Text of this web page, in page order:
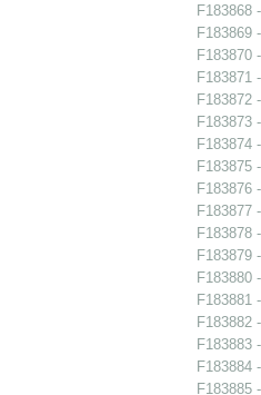
F183868
F183869
F183870
F183871
F183872
F183873
F183874
F183875
F183876
F183877
F183878
F183879
F183880
F183881
F183882
F183883
F183884
F183885